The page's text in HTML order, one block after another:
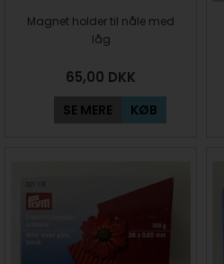
Magnet holder til nåle med
låg
65,00 DKK
SE MERE KØB